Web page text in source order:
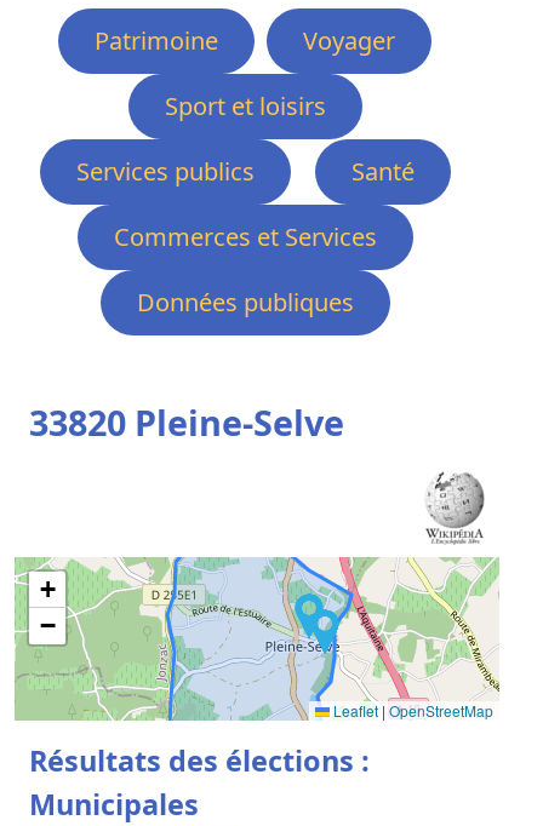
Patrimoine
Voyager
Sport et loisirs
Services publics
Santé
Commerces et Services
Données publiques
33820 Pleine-Selve
+
−
Leaflet | OpenStreetMap
Résultats des élections :
Municipales